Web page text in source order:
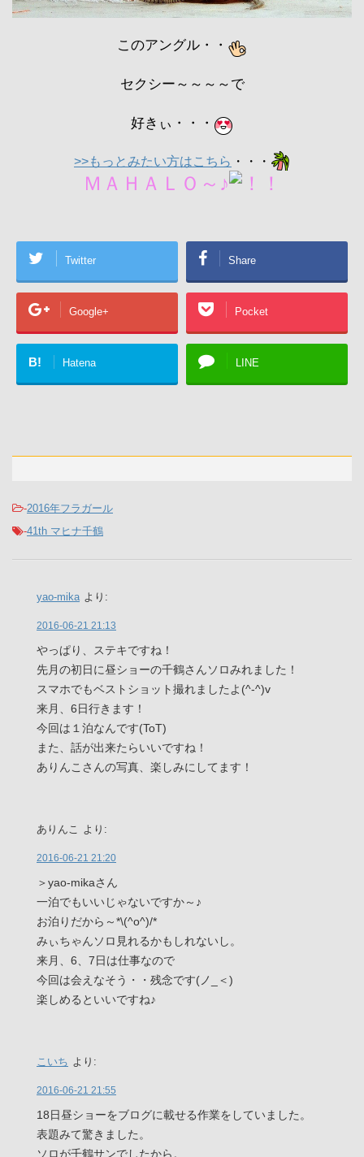
このアングル・・
セクシー～～～～で
好きぃ・・・
>>もっとみたい方はこちら ・・・
ＭＡＨＡＬＯ～♪
Twitter Share
Google+ Pocket
B! Hatena LINE
-2016年フラガール
-41th マヒナ千鶴
yao-mika より:
2016-06-21 21:13
やっぱり、ステキですね！
先月の初日に昼ショーの千鶴さんソロみれました！
スマホでもベストショット撮れましたよ(^-^)v
来月、6日行きます！
今回は１泊なんです(ToT)
また、話が出来たらいいですね！
ありんこさんの写真、楽しみにしてます！
ありんこ より:
2016-06-21 21:20
＞yao-mikaさん
一泊でもいいじゃないですか～♪
お泊りだから～*\(^o^)/*
みぃちゃんソロ見れるかもしれないし。
来月、6、7日は仕事なので
今回は会えなそう・・残念です(ノ_＜)
楽しめるといいですね♪
こいち より:
2016-06-21 21:55
18日昼ショーをブログに載せる作業をしていました。
表題みて驚きました。
ソロが千鶴サンでしたから。